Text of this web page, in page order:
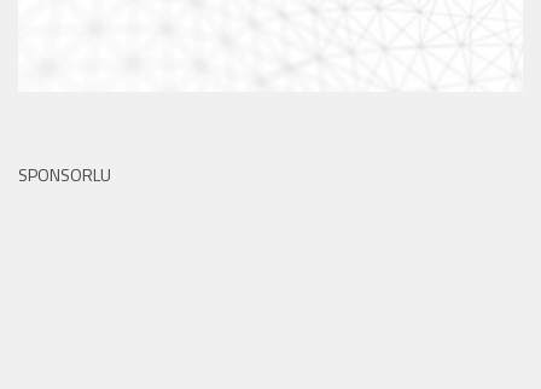
SPONSORLU